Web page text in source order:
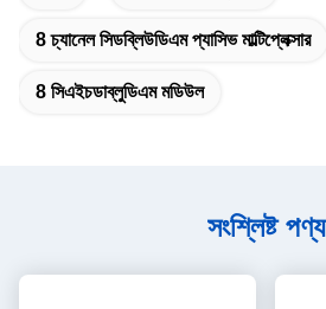
8 চ্যানেল সিডব্লিউডিএম প্যাসিভ মাল্টিপ্লেক্সার
8 সিএইচডাব্লুডিএম মডিউল
সংশ্লিষ্ট পণ্য